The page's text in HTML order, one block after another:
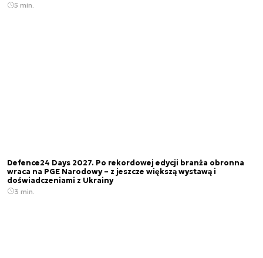
5 min.
Defence24 Days 2027. Po rekordowej edycji branża obronna
wraca na PGE Narodowy – z jeszcze większą wystawą i
doświadczeniami z Ukrainy
3 min.